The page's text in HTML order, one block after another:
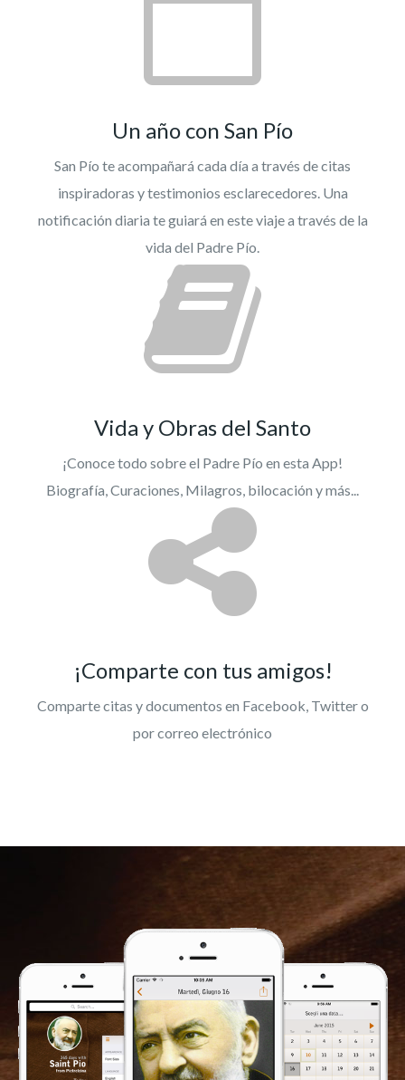
Un año con San Pío
San Pío te acompañará cada día a través de citas
inspiradoras y testimonios esclarecedores. Una
notificación diaria te guiará en este viaje a través de la
vida del Padre Pío.
Vida y Obras del Santo
¡Conoce todo sobre el Padre Pío en esta App!
Biografía, Curaciones, Milagros, bilocación y más...
¡Comparte con tus amigos!
Comparte citas y documentos en Facebook, Twitter o
por correo electrónico